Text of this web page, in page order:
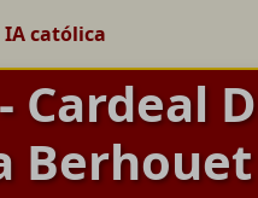
IA católica
- Cardeal
Berhouet